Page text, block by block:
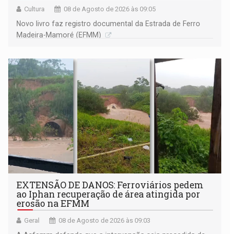
Cultura 08 de Agosto de 2026 às 09:05
Novo livro faz registro documental da Estrada de Ferro
Madeira-Mamoré (EFMM)
EXTENSÃO DE DANOS: Ferroviários pedem
ao Iphan recuperação de área atingida por
erosão na EFMM
Geral 08 de Agosto de 2026 às 09:03